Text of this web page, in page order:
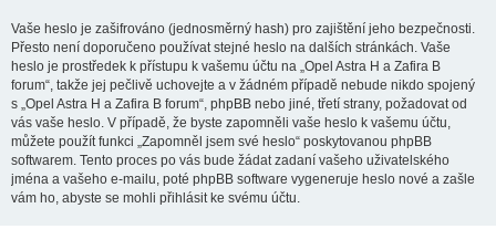
Vaše heslo je zašifrováno (jednosměrný hash) pro zajištění jeho bezpečnosti.
Přesto není doporučeno používat stejné heslo na dalších stránkách. Vaše
heslo je prostředek k přístupu k vašemu účtu na „Opel Astra H a Zafira B
forum“, takže jej pečlivě uchovejte a v žádném případě nebude nikdo spojený
s „Opel Astra H a Zafira B forum“, phpBB nebo jiné, třetí strany, požadovat od
vás vaše heslo. V případě, že byste zapomněli vaše heslo k vašemu účtu,
můžete použít funkci „Zapomněl jsem své heslo“ poskytovanou phpBB
softwarem. Tento proces po vás bude žádat zadaní vašeho uživatelského
jména a vašeho e-mailu, poté phpBB software vygeneruje heslo nové a zašle
vám ho, abyste se mohli přihlásit ke svému účtu.